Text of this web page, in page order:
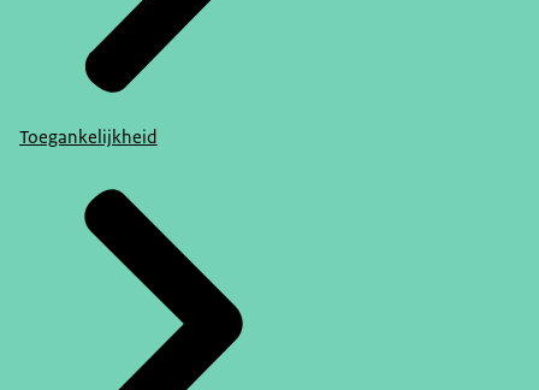
Toegankelijkheid